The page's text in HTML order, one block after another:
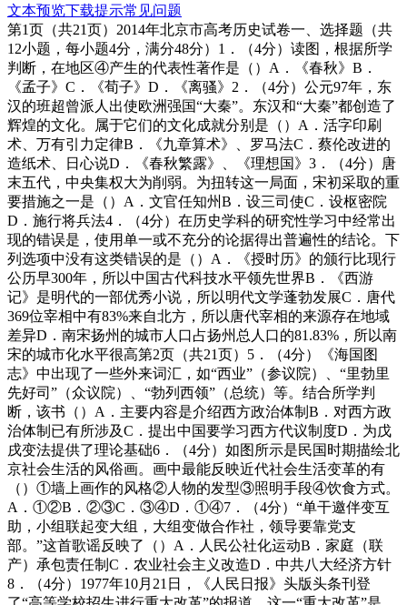
文本预览下载提示常见问题
第1页（共21页）2014年北京市高考历史试卷一、选择题（共
12小题，每小题4分，满分48分）1．（4分）读图，根据所学
判断，在地区④产生的代表性著作是（）A．《春秋》B．
《孟子》C．《荀子》D．《离骚》2．（4分）公元97年，东
汉的班超曾派人出使欧洲强国“大秦”。东汉和“大秦”都创造了
辉煌的文化。属于它们的文化成就分别是（）A．活字印刷
术、万有引力定律B．《九章算术》、罗马法C．蔡伦改进的
造纸术、日心说D．《春秋繁露》、《理想国》3．（4分）唐
末五代，中央集权大为削弱。为扭转这一局面，宋初采取的重
要措施之一是（）A．文官任知州B．设三司使C．设枢密院
D．施行将兵法4．（4分）在历史学科的研究性学习中经常出
现的错误是，使用单一或不充分的论据得出普遍性的结论。下
列选项中没有这类错误的是（）A．《授时历》的颁行比现行
公历早300年，所以中国古代科技水平领先世界B．《西游
记》是明代的一部优秀小说，所以明代文学蓬勃发展C．唐代
369位宰相中有83%来自北方，所以唐代宰相的来源存在地域
差异D．南宋扬州的城市人口占扬州总人口的81.83%，所以南
宋的城市化水平很高第2页（共21页）5．（4分）《海国图
志》中出现了一些外来词汇，如“西业”（参议院）、“里勃里
先好司”（众议院）、“勃列西领”（总统）等。结合所学判
断，该书（）A．主要内容是介绍西方政治体制B．对西方政
治体制已有所涉及C．提出中国要学习西方代议制度D．为戊
戌变法提供了理论基础6．（4分）如图所示是民国时期描绘北
京社会生活的风俗画。画中最能反映近代社会生活变革的有
（）①墙上画作的风格②人物的发型③照明手段④饮食方式。
A．①②B．②③C．③④D．①④7．（4分）“单干邀伴变互
助，小组联起变大组，大组变做合作社，领导要靠党支
部。”这首歌谣反映了（）A．人民公社化运动B．家庭（联
产）承包责任制C．农业社会主义改造D．中共八大经济方针
8．（4分）1977年10月21日，《人民日报》头版头条刊登